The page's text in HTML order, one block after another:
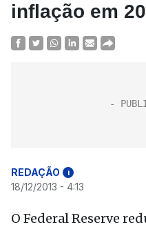
inflação em
REDAÇÃO i
18/12/2013 - 4:13
O Federal Reserve